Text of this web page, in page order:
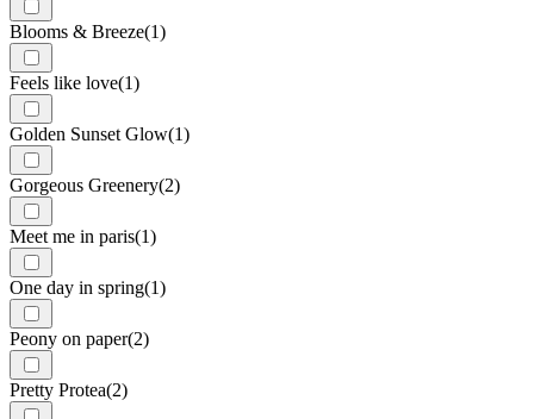
Blooms & Breeze(1)
Feels like love(1)
Golden Sunset Glow(1)
Gorgeous Greenery(2)
Meet me in paris(1)
One day in spring(1)
Peony on paper(2)
Pretty Protea(2)